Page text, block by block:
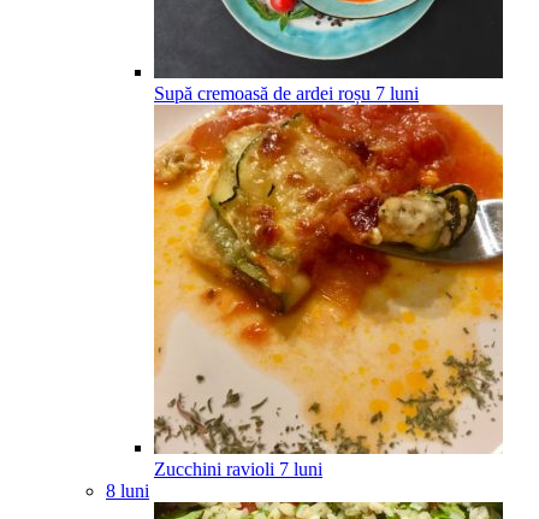
Supă cremoasă de ardei roșu 7 luni
Zucchini ravioli 7 luni
8 luni